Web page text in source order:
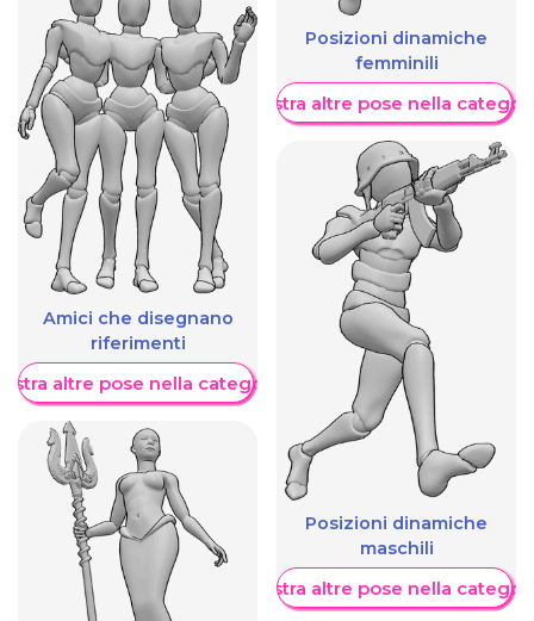
Amici che disegnano
riferimenti
altre pose nella categoria
Posizioni dinamiche
femminili
Mostra altre pose nella
Posizioni dinamiche
maschili
Mostra altre pose nella